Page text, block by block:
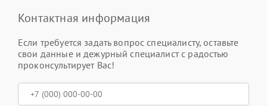
Контактная информация
Если требуется задать вопрос специалисту, оставьте
свои данные и дежурный специалист с радостью
проконсультирует Вас!